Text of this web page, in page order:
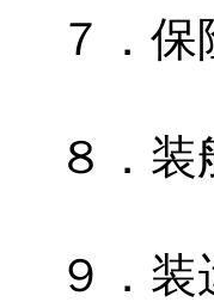
７．保
８．装
９．装